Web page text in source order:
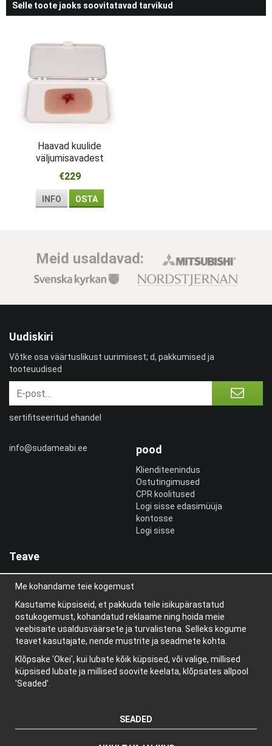
Selle toote jaoks soovitatavad tarvikud
Haavad kuulide
väljumisavadest
€229
INFO OSTA
Meid usaldavad:
info@sudameabi.ee pood
Klienditeenindus
Ostutingimused
CPR koolitused
Logi sisse edasimüüja
kontosse
Logi sisse
Teave
Meist
uudiskiri
Teave küpsiste kohta
Blogi
Uudiskiri
Võtke osa väärtuslikust uurimisest; d, pakkumised ja
tooteuudised
sertifitseeritud ehandel
Me kohandame teie kogemust
Kasutame küpsiseid, et pakkuda teile isikupärastatud
ostukogemust, kohandatud reklaame ning hoida meie
veebisaite usaldusväärsete ja turvalistena. Selleks kogume
teavet kasutajate, nende mustrite ja seadmete kohta.
Klõpsake 'Okei', kui lubate kõik küpsised, või valige, millised
küpsised lubate ja millised soovite keelata, klõpsates allpool
'Seaded'.
SEADED